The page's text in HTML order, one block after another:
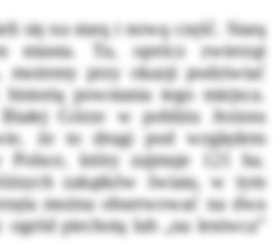
się na starą i nową część. Starą
miasta. Tu, oprócz zwierząt
możemy przy okazji podziwiać
powstania tego miejsca.
Górze w pobliżu Jeziora
że to drugi pod względem
który zajmuje 121 ha.
zakątków świata, w tym
można obserwować na dwa
ogród piechotą lub „na leniwca”